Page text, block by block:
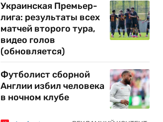
Украинская Премьер-
лига: результаты всех
матчей второго тура,
видео голов
(обновляется)
Футболист сборной
Англии избил человека
в ночном клубе